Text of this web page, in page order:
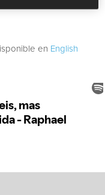
en English